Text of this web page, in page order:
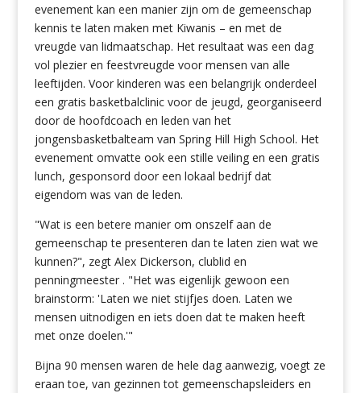
evenement kan een manier zijn om de gemeenschap
kennis te laten maken met Kiwanis – en met de
vreugde van lidmaatschap. Het resultaat was een dag
vol plezier en feestvreugde voor mensen van alle
leeftijden. Voor kinderen was een belangrijk onderdeel
een gratis basketbalclinic voor de jeugd, georganiseerd
door de hoofdcoach en leden van het
jongensbasketbalteam van Spring Hill High School. Het
evenement omvatte ook een stille veiling en een gratis
lunch, gesponsord door een lokaal bedrijf dat
eigendom was van de leden.
"Wat is een betere manier om onszelf aan de
gemeenschap te presenteren dan te laten zien wat we
kunnen?", zegt Alex Dickerson, clublid en
penningmeester . "Het was eigenlijk gewoon een
brainstorm: 'Laten we niet stijfjes doen. Laten we
mensen uitnodigen en iets doen dat te maken heeft
met onze doelen.'"
Bijna 90 mensen waren de hele dag aanwezig, voegt ze
eraan toe, van gezinnen tot gemeenschapsleiders en